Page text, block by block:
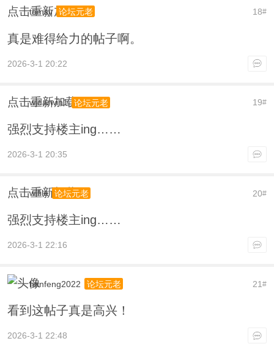
点击重新加载 18#
tomsy 论坛元老
真是难得给力的帖子啊。
2026-3-1 20:22
点击重新加载 19#
wjdarwin1 论坛元老
强烈支持楼主ing……
2026-3-1 20:35
点击重新加载 20#
wifile 论坛元老
强烈支持楼主ing……
2026-3-1 22:16
21#
hanfeng2022 论坛元老
看到这帖子真是高兴！
2026-3-1 22:48